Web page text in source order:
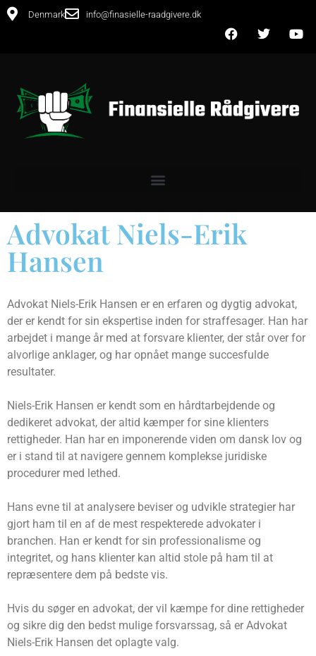
Denmark info@finasielle-raadgivere.dk
Advokat Niels-Erik
Hansen
Advokat Niels-Erik Hansen er en erfaren og dygtig advokat,
der er kendt for sin ekspertise inden for straffesager. Han har
arbejdet i mange år med at forsvare klienter, der står over for
alvorlige anklager, og har opnået mange succesfulde
resultater.
Niels-Erik Hansen er kendt som en hårdtarbejdende og
dedikeret advokat, der altid kæmper for sine klienters
rettigheder. Han har en imponerende viden om dansk lov og
er i stand til at navigere gennem komplekse juridiske
procedurer med lethed.
Hans evne til at analysere beviser og udvikle strategier har
gjort ham til en af de mest respekterede advokater i
branchen. Han er kendt for sin professionalisme og
integritet, og hans klienter kan altid stole på ham til at
repræsentere dem på bedste vis.
Hvis du søger en advokat, der vil kæmpe for dine rettigheder
og sikre dig den bedst mulige forsvarssag, så er Advokat
Niels-Erik Hansen det oplagte valg.